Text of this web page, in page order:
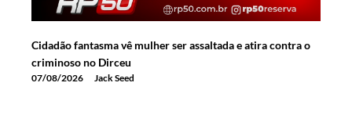
Cidadão fantasma vê mulher ser assaltada e atira contra o
criminoso no Dirceu
07/08/2026 Jack Seed